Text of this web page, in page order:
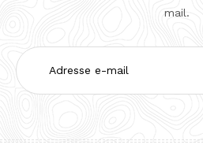
mail.
Adresse
e-
mail